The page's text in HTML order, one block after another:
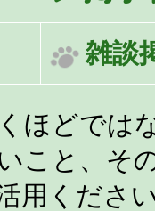
雑談
ほどでは
こと、そ
用くださ